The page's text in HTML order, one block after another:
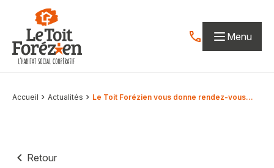
Aller au contenu
Contactez-nous
Menu
Accueil Actualités Le Toit Forézien vous donne rendez-vous…
Retour